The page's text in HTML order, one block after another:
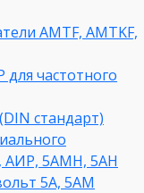
AMTF, AMTKF,
частотного
стандарт)
АИР, 5АМН, 5АН
5А, 5АМ